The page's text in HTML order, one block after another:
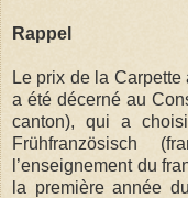
Rappel
Le prix de la
a été décerné au
canton), qui a
Frühfranzösisch
l’enseignement du
la première année